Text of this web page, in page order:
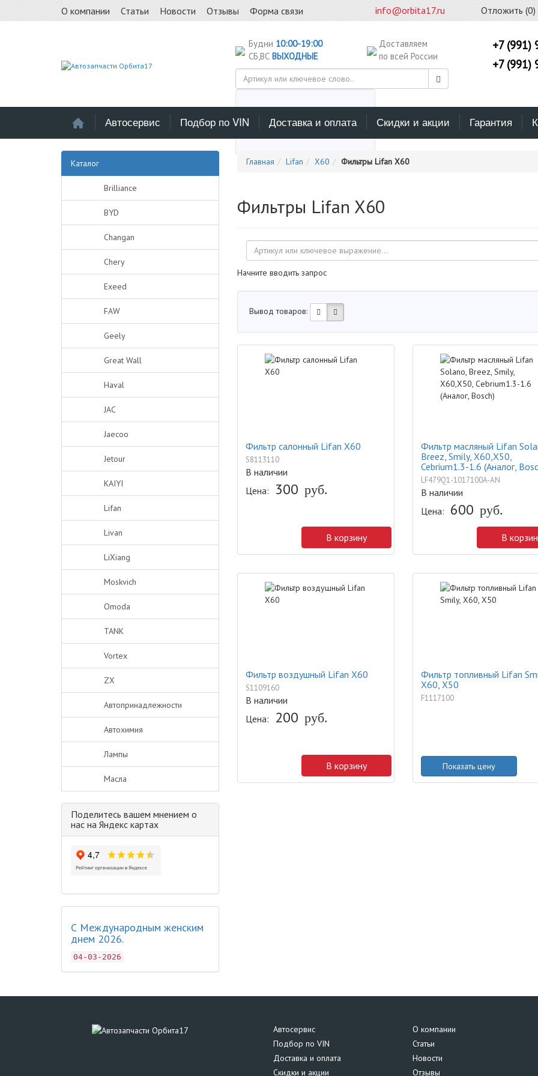
О компании Статьи Новости Отзывы Форма связи info@orbita17.ru Отложить (0)
Будни 10:00-19:00
СБ,ВС ВЫХОДНЫЕ
Доставляем
по всей России
Выберите каталог поиска
+7 (991)
+7 (991)
Автосервис Подбор по VIN Доставка и оплата Скидки и акции Гарантия
Каталог
Brilliance
BYD
Changan
Chery
Exeed
FAW
Geely
Great Wall
Haval
JAC
Jaecoo
Jetour
KAIYI
Lifan
Livan
LiXiang
Moskvich
Omoda
TANK
Vortex
ZX
Автопринадлежности
Автохимия
Лампы
Масла
Поделитесь вашем мнением о
нас на Яндекс картах
С Международным женским
днем 2026.
04-03-2026
Главная Lifan X60 Фильтры Lifan X60
Фильтры Lifan X60
Начните вводить запрос
Вывод товаров:
Фильтр салонный Lifan X60
S8113110
В наличии
Цена:
300 руб.
В корзину
Фильтр масляный Lifan
Breez, Smily, X60,X50,
Cebrium1.3-1.6 (Аналог,
LF479Q1-1017100A-AN
В наличии
Цена: 600 руб.
В
Фильтр воздушный Lifan X60
S1109160
В наличии
Цена: 200 руб.
В корзину
Фильтр топливный Lifan
X60, X50
F1117100
Показать цену
Автосервис
Подбор по VIN
Доставка и оплата
Скидки и акции
О компании
Статьи
Новости
Отзывы